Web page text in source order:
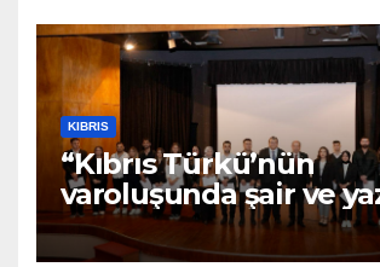
KIBRIS
“Kıbrıs Türkü’nün
varoluşunda şair ve
katkıları büyüktür” –